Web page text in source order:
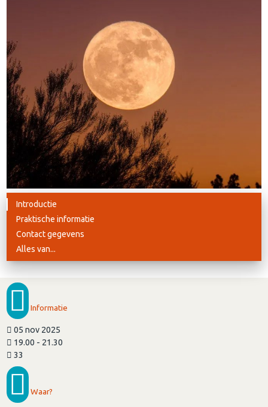
Introductie
Praktische informatie
Contact gegevens
Alles van...
Informatie
05 nov 2025
19.00 - 21.30
33
Waar?